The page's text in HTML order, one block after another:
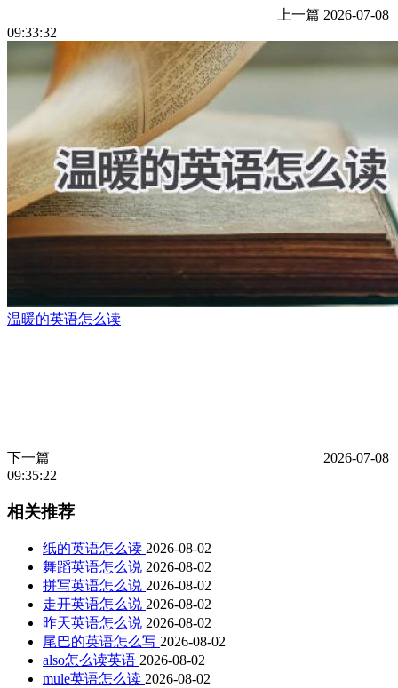
上一篇 2026-07-08
09:33:32
温暖的英语怎么读
下一篇
2026-07-08
09:35:22
相关推荐
纸的英语怎么读 2026-08-02
舞蹈英语怎么说 2026-08-02
拼写英语怎么说 2026-08-02
走开英语怎么说 2026-08-02
昨天英语怎么说 2026-08-02
尾巴的英语怎么写 2026-08-02
also怎么读英语 2026-08-02
mule英语怎么读 2026-08-02